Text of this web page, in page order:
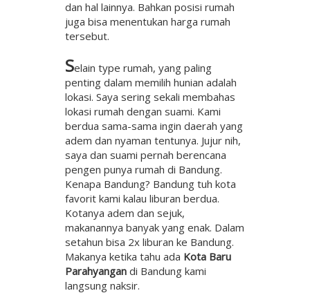
dan hal lainnya. Bahkan posisi rumah
juga bisa menentukan harga rumah
tersebut.
Selain type rumah, yang paling
penting dalam memilih hunian adalah
lokasi. Saya sering sekali membahas
lokasi rumah dengan suami. Kami
berdua sama-sama ingin daerah yang
adem dan nyaman tentunya. Jujur nih,
saya dan suami pernah berencana
pengen punya rumah di Bandung.
Kenapa Bandung? Bandung tuh kota
favorit kami kalau liburan berdua.
Kotanya adem dan sejuk,
makanannya banyak yang enak. Dalam
setahun bisa 2x liburan ke Bandung.
Makanya ketika tahu ada Kota Baru
Parahyangan di Bandung kami
langsung naksir.